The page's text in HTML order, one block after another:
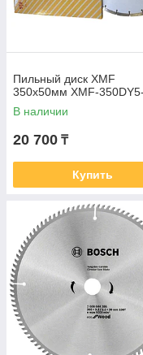
Пильный диск XMF
350х50мм XMF-
В наличии
20 700 ₸
Купить